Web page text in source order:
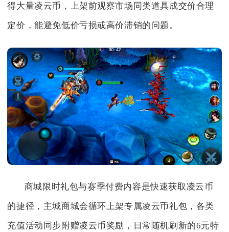
得大量凌云币，上架前观察市场同类道具成交价合理
定价，能避免低价亏损或高价滞销的问题。
商城限时礼包与赛季付费内容是快速获取凌云币
的捷径，主城商城会循环上架专属凌云币礼包，各类
充值活动同步附赠凌云币奖励，日常随机刷新的6元特